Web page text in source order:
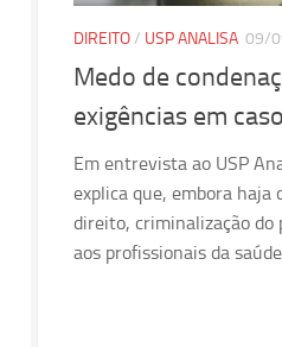
DIREITO/ USP ANALISA 09/
Medo de
exigências em
Em entrevista ao USP
explica que, embora haja
direito, criminalização do
aos profissionais da saúde